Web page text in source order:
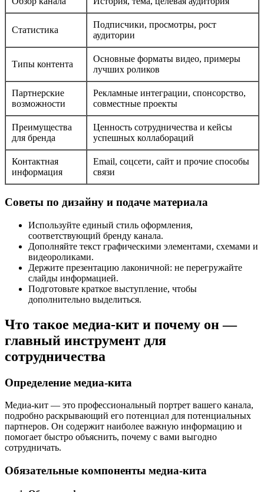
Статистика
Подписчики, просмотры, рост
аудитории
Типы контента
Основные форматы видео, примеры
лучших роликов
Партнерские
возможности
Рекламные интеграции, спонсорство,
совместные проекты
Преимущества
для бренда
Ценность сотрудничества и кейсы
успешных коллабораций
Контактная
информация
Email, соцсети, сайт и прочие способы
связи
Советы по дизайну и подаче материала
Используйте единый стиль оформления,
соответствующий бренду канала.
Дополняйте текст графическими элементами, схемами и
видеороликами.
Держите презентацию лаконичной: не перегружайте
слайды информацией.
Подготовьте краткое выступление, чтобы
дополнительно выделиться.
Что такое медиа-кит и почему он —
главный инструмент для
сотрудничества
Определение медиа-кита
Медиа-кит — это профессиональный портрет вашего канала,
подробно раскрывающий его потенциал для потенциальных
партнеров. Он содержит наиболее важную информацию и
помогает быстро объяснить, почему с вами выгодно
сотрудничать.
Обязательные компоненты медиа-кита